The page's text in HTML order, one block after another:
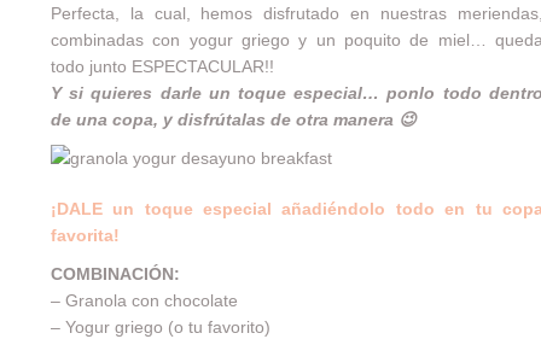
Perfecta, la cual, hemos disfrutado en nuestras
combinadas con yogur griego y un poquito de miel…
todo junto ESPECTACULAR!!
Y si quieres darle un toque especial… ponlo todo
de una copa, y disfrútalas de otra manera 😉
¡DALE un toque especial añadiéndolo todo en tu
favorita!
COMBINACIÓN:
– Granola con chocolate
– Yogur griego (o tu favorito)